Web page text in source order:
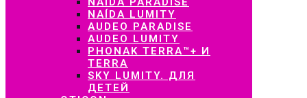
NAÍDA LUMITY
AUDEO PARADISE
AUDEO LUMITY
PHONAK TERRA™+ И
TERRA
SKY LUMITY. ДЛЯ
ДЕТЕЙ